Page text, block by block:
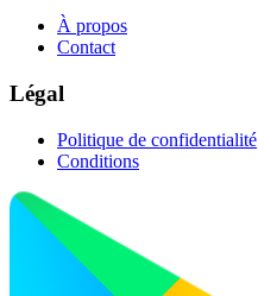
À propos
Contact
Légal
Politique de confidentialité
Conditions